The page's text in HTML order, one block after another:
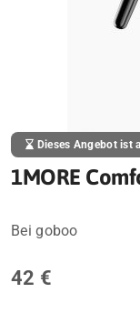
Dieses Angebot ist
1MORE
Bei goboo
42 €